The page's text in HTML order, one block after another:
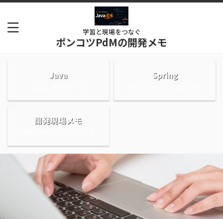
学習と現場をつなぐ
ポンコツPdMの開発メモ
Java Spring
開発現場メモ